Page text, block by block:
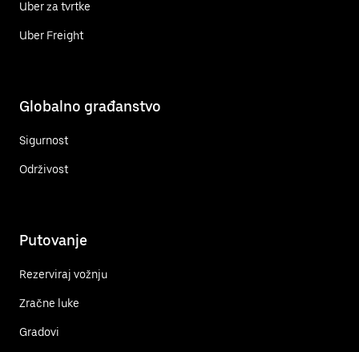
Uber za tvrtke
Uber Freight
Globalno građanstvo
Sigurnost
Održivost
Putovanje
Rezerviraj vožnju
Zračne luke
Gradovi